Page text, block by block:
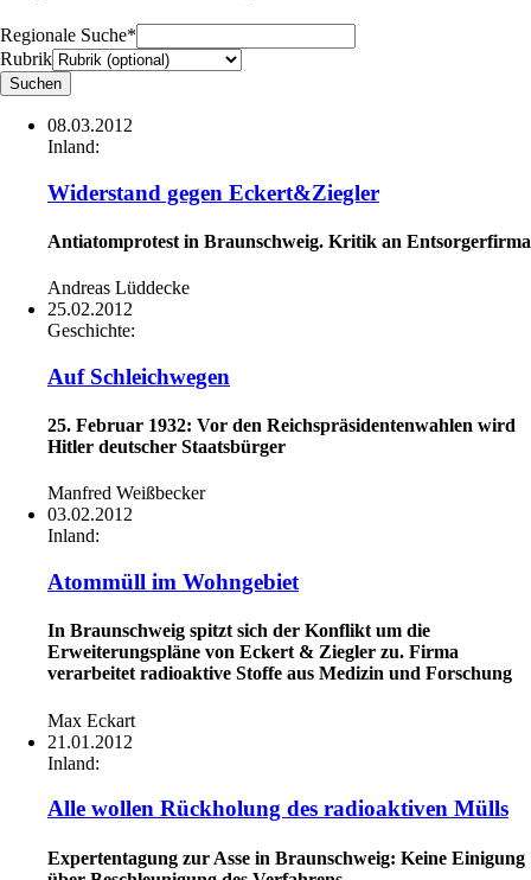
Regionale Suche*
Rubrik
08.03.2012
Inland:
Widerstand gegen Eckert&Ziegler
Antiatomprotest in Braunschweig. Kritik an Entsorgerfirma
Andreas Lüddecke
25.02.2012
Geschichte:
Auf Schleichwegen
25. Februar 1932: Vor den Reichspräsidentenwahlen wird
Hitler deutscher Staatsbürger
Manfred Weißbecker
03.02.2012
Inland:
Atommüll im Wohngebiet
In Braunschweig spitzt sich der Konflikt um die
Erweiterungspläne von Eckert & Ziegler zu. Firma
verarbeitet radioaktive Stoffe aus Medizin und Forschung
Max Eckart
21.01.2012
Inland:
Alle wollen Rückholung des radioaktiven Mülls
Expertentagung zur Asse in Braunschweig: Keine Einigung